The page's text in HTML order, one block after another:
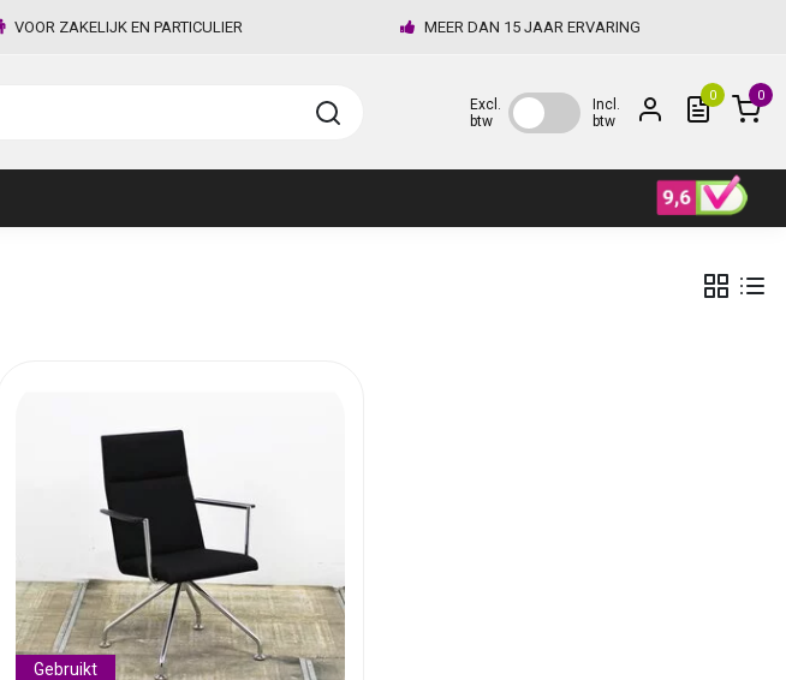
VOOR ZAKELIJK EN PARTICULIER MEER DAN 15 JAAR ERVARING
Excl.
btw
Incl.
btw
0 0
Gebruikt